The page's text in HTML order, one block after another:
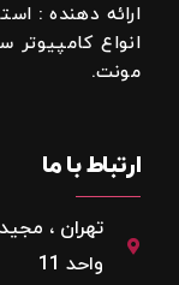
انواع
مونت.
ارتباط با ما
واحد 11